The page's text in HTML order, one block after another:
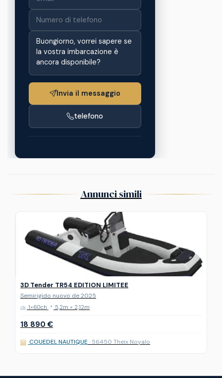
Invia il messaggio
telefono
Annunci simili
3D Tender TR54 EDITION LIMITEE
Semirigido nuovo de 2025
1×60ch 5,2m × 2,12m
18 890 €
COUEDEL NAUTIQUE· 56450 Theix Noyalo